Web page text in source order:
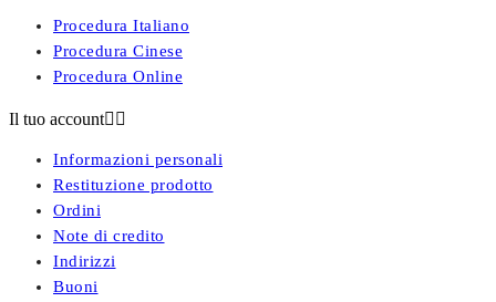
Procedura Italiano
Procedura Cinese
Procedura Online
Il tuo account 
Informazioni personali
Restituzione prodotto
Ordini
Note di credito
Indirizzi
Buoni